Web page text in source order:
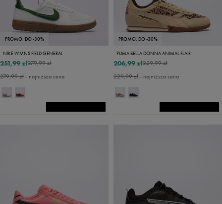
PROMO: DO -30%
NIKE WMNS FIELD GENERAL
279,99 zł
251,99 zł
279,99 zł- najniższa cena
PROMO: DO -30%
PUMA BELLA DONNA ANIMAL FLAIR
229,99 zł
206,99 zł
229,99 zł- najniższa cena